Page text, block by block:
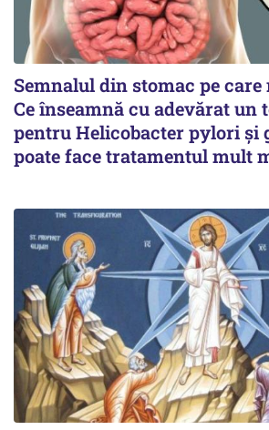
Semnalul din stomac pe
Ce înseamnă cu adevărat un
pentru Helicobacter pylori și
poate face tratamentul mult